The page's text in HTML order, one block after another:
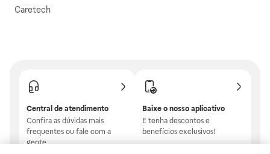
Caretech
Central de atendimento
Confira as dúvidas mais
frequentes ou fale com a
gente.
Baixe o nosso aplicativo
E tenha descontos e
benefícios exclusivos!